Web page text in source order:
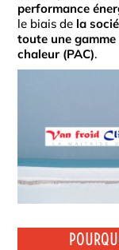
performance
le biais de la
toute une
chaleur (PAC).